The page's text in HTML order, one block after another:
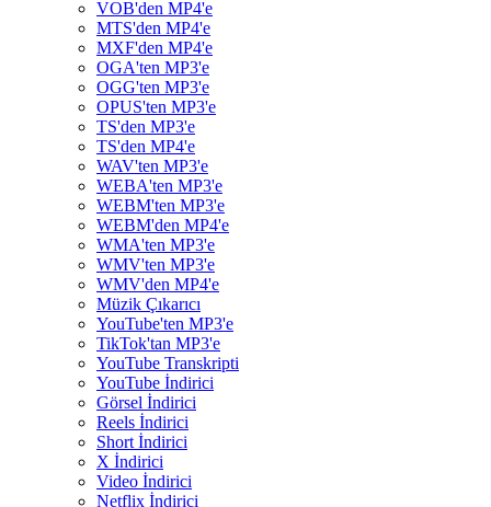
VOB'den MP4'e
MTS'den MP4'e
MXF'den MP4'e
OGA'ten MP3'e
OGG'ten MP3'e
OPUS'ten MP3'e
TS'den MP3'e
TS'den MP4'e
WAV'ten MP3'e
WEBA'ten MP3'e
WEBM'ten MP3'e
WEBM'den MP4'e
WMA'ten MP3'e
WMV'ten MP3'e
WMV'den MP4'e
Müzik Çıkarıcı
YouTube'ten MP3'e
TikTok'tan MP3'e
YouTube Transkripti
YouTube İndirici
Görsel İndirici
Reels İndirici
Short İndirici
X İndirici
Video İndirici
Netflix İndirici